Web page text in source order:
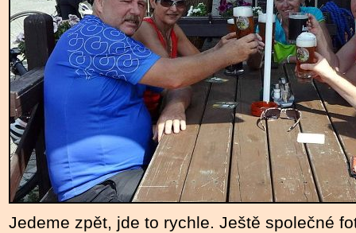
Jedeme zpět, jde to rychle. Ještě společné